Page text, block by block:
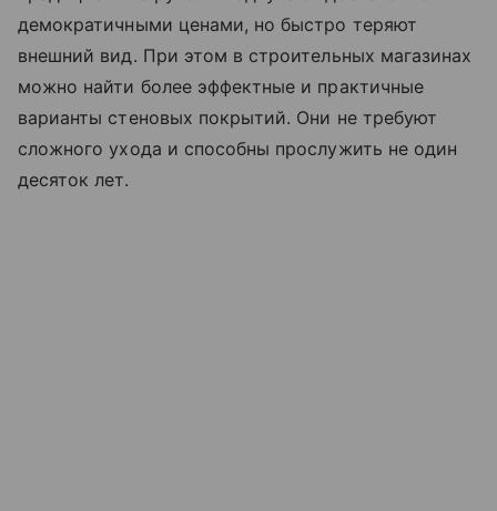
демократичными ценами, но быстро теряют
внешний вид. При этом в строительных магазинах
можно найти более эффектные и практичные
варианты стеновых покрытий. Они не требуют
сложного ухода и способны прослужить не один
десяток лет.